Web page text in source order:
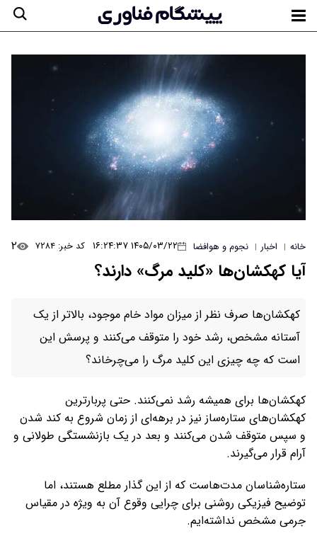
خانه | اخبار | نجوم و هوافضا ۱۴۰۵/۰۳/۲۲ ۱۶:۲۴:۳۷ کد خبر: ۷۲۸۴ ۲
آیا کهکشان‌ها «کلید مرگ» دارند؟
کهکشان‌ها صرف نظر از میزان مواد خام موجود، بالاتر از یک
آستانه مشخص، رشد خود را متوقف می‌کنند و پرسش این
است که چه چیزی این کلید مرگ را می‌چرخاند؟
کهکشان‌ها برای همیشه رشد نمی‌کنند. حتی پربارترین
کهکشان‌های ستاره‌ساز نیز در برهه‌ای از زمان شروع به کند شدن
و سپس متوقف شدن می‌کنند و بعد در یک بازنشستگی طولانی و
آرام قرار می‌گیرند.
ستاره‌شناسان مدت‌هاست که از این گذار مطلع هستند، اما
توضیح فیزیکی روشنی برای چرایی وقوع آن به ویژه در مقیاس
جرمی مشخص نداشته‌ایم.